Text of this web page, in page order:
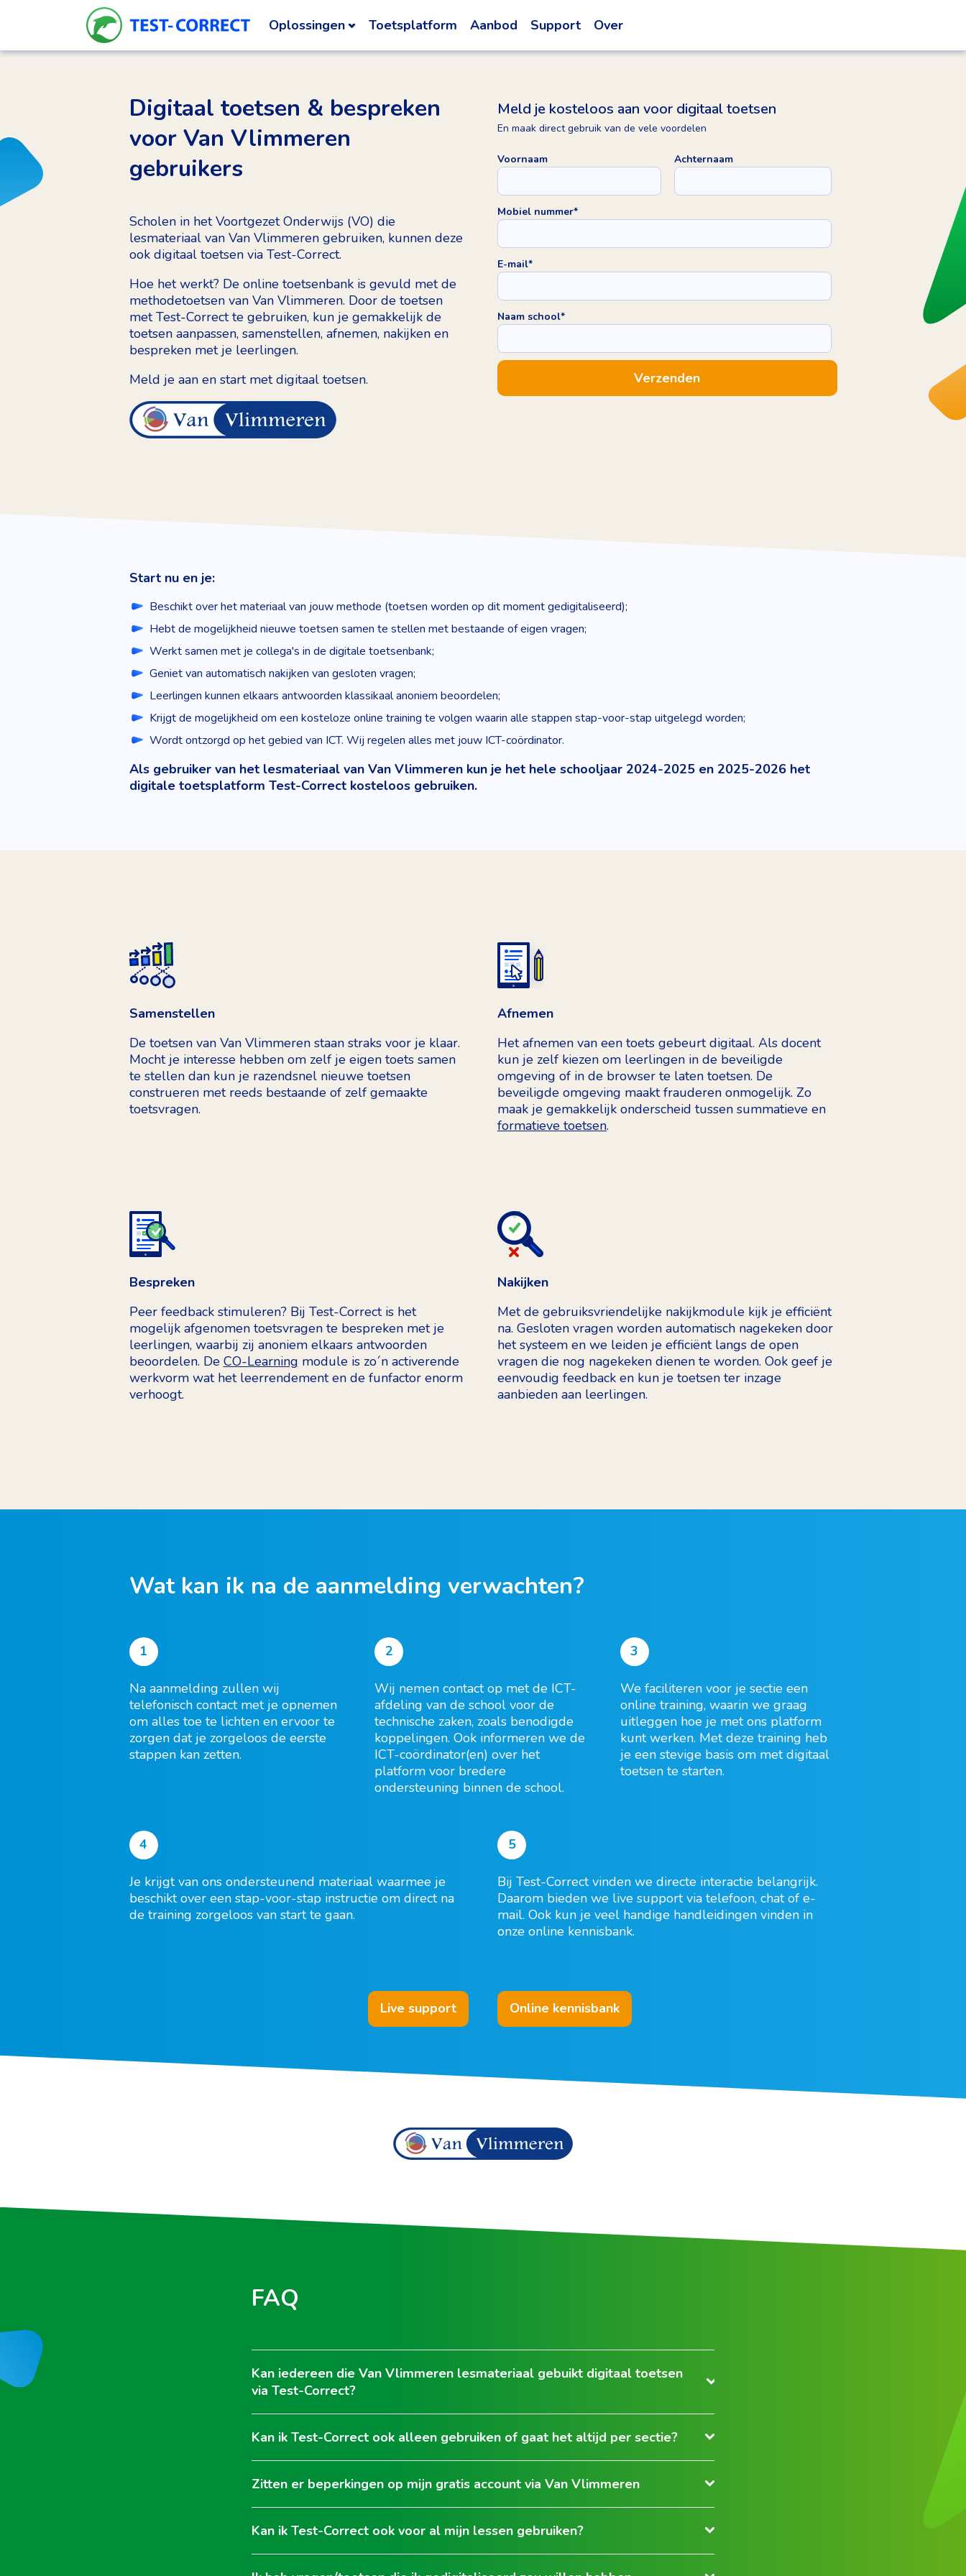
Oplossingen Toetsplatform Aanbod Support Over
Digitaal toetsen & bespreken
voor Van Vlimmeren
gebruikers
Scholen in het Voortgezet Onderwijs (VO) die
lesmateriaal van Van Vlimmeren gebruiken, kunnen deze
ook digitaal toetsen via Test-Correct.
Hoe het werkt? De online toetsenbank is gevuld met de
methodetoetsen van Van Vlimmeren. Door de toetsen
met Test-Correct te gebruiken, kun je gemakkelijk de
toetsen aanpassen, samenstellen, afnemen, nakijken en
bespreken met je leerlingen.
Meld je aan en start met digitaal toetsen.
Meld je kosteloos aan voor digitaal toetsen
En maak direct gebruik van de vele voordelen
Voornaam Achternaam
Mobiel nummer*
E-mail*
Naam school*
Start nu en je:
Beschikt over het materiaal van jouw methode (toetsen worden op dit moment gedigitaliseerd);
Hebt de mogelijkheid nieuwe toetsen samen te stellen met bestaande of eigen vragen;
Werkt samen met je collega's in de digitale toetsenbank;
Geniet van automatisch nakijken van gesloten vragen;
Leerlingen kunnen elkaars antwoorden klassikaal anoniem beoordelen;
Krijgt de mogelijkheid om een kosteloze online training te volgen waarin alle stappen stap-voor-stap uitgelegd worden;
Wordt ontzorgd op het gebied van ICT. Wij regelen alles met jouw ICT-coördinator.
Als gebruiker van het lesmateriaal van Van Vlimmeren kun je het hele schooljaar 2024-2025 en 2025-2026 het
digitale toetsplatform Test-Correct kosteloos gebruiken.
Samenstellen
De toetsen van Van Vlimmeren staan straks voor je klaar.
Mocht je interesse hebben om zelf je eigen toets samen
te stellen dan kun je razendsnel nieuwe toetsen
construeren met reeds bestaande of zelf gemaakte
toetsvragen.
Afnemen
Het afnemen van een toets gebeurt digitaal. Als docent
kun je zelf kiezen om leerlingen in de beveiligde
omgeving of in de browser te laten toetsen. De
beveiligde omgeving maakt frauderen onmogelijk. Zo
maak je gemakkelijk onderscheid tussen summatieve en
formatieve toetsen.
Bespreken
Peer feedback stimuleren? Bij Test-Correct is het
mogelijk afgenomen toetsvragen te bespreken met je
leerlingen, waarbij zij anoniem elkaars antwoorden
beoordelen. De CO-Learning module is zo´n activerende
werkvorm wat het leerrendement en de funfactor enorm
verhoogt.
Nakijken
Met de gebruiksvriendelijke nakijkmodule kijk je efficiënt
na. Gesloten vragen worden automatisch nagekeken door
het systeem en we leiden je efficiënt langs de open
vragen die nog nagekeken dienen te worden. Ook geef je
eenvoudig feedback en kun je toetsen ter inzage
aanbieden aan leerlingen.
Wat kan ik na de aanmelding verwachten?
1
Naaanmelding zullen wij
telefonisch contact met jeopnemen
om alles toe te lichten enervoor te
zorgen dat je zorgeloos de eerste
stappenkanzetten.
2
Wij nemen contact op metde ICT-
afdeling van de school voor de
technische zaken, zoals benodigde
koppelingen.Ook informeren we de
ICT-coördinator(en) over het
platformvoor bredere
ondersteuning binnen de school.
3
We faciliteren voor je sectie een
online training, waarin we graag
uitleggen hoe je met ons platform
kunt werken. Metdeze training heb
je een stevige basis om met digitaal
toetsen te starten.
4
Je krijgt van onsondersteunend materiaal waarmee je
beschiktover een stap-voor-stapinstructie om direct na
de training zorgeloos van start te gaan.
5
Bij Test-Correct vinden we directe interactie belangrijk.
Daarom bieden we live support via telefoon, chat of e-
mail. Ook kun je veel handige handleidingen vinden in
onze online kennisbank.
Live support Online kennisbank
FAQ
Kan iedereen die Van Vlimmeren lesmateriaal gebuikt digitaal toetsen
via Test-Correct?
Kan ik Test-Correct ook alleen gebruiken of gaat het altijd per sectie?
Zitten er beperkingen op mijn gratis account via Van Vlimmeren
Kan ik Test-Correct ook voor al mijn lessen gebruiken?